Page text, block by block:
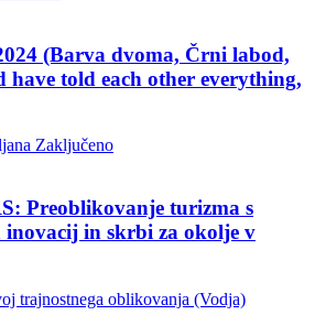
(Barva dvoma, Črni labod,
have told each other everything,
Zaključeno
Preoblikovanje turizma s
in skrbi za okolje v
trajnostnega oblikovanja (Vodja)